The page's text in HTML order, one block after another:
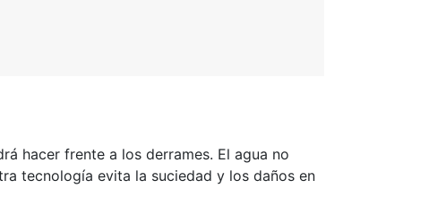
hacer frente a los derrames. El agua no
tecnología evita la suciedad y los daños en